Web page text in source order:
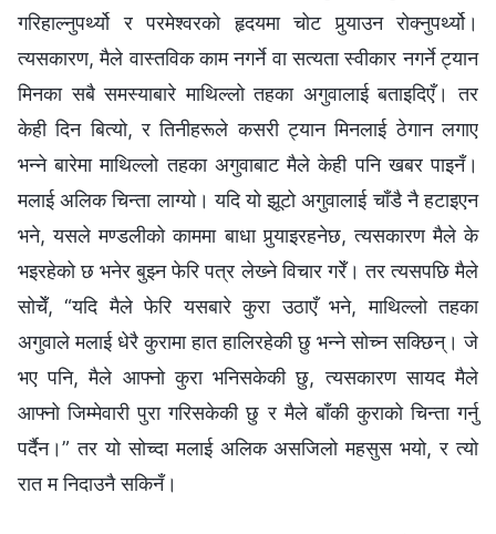
गरिहाल्‍नुपर्थ्यो र परमेश्‍वरको हृदयमा चोट पुर्‍याउन रोक्नुपर्थ्यो।
त्यसकारण, मैले वास्तविक काम नगर्ने वा सत्यता स्वीकार नगर्ने ट्यान
मिनका सबै समस्याबारे माथिल्‍लो तहका अगुवालाई बताइदिएँ। तर
केही दिन बित्यो, र तिनीहरूले कसरी ट्यान मिनलाई ठेगान लगाए
भन्‍ने बारेमा माथिल्‍लो तहका अगुवाबाट मैले केही पनि खबर पाइनँ।
मलाई अलिक चिन्ता लाग्यो। यदि यो झूटो अगुवालाई चाँडै नै हटाइएन
भने, यसले मण्डलीको काममा बाधा पुर्‍याइरहनेछ, त्यसकारण मैले के
भइरहेको छ भनेर बुझ्‍न फेरि पत्र लेख्‍ने विचार गरेँ। तर त्यसपछि मैले
सोचेँ, “यदि मैले फेरि यसबारे कुरा उठाएँ भने, माथिल्‍लो तहका
अगुवाले मलाई धेरै कुरामा हात हालिरहेकी छु भन्ने सोच्‍न सक्छिन्। जे
भए पनि, मैले आफ्नो कुरा भनिसकेकी छु, त्यसकारण सायद मैले
आफ्‍नो जिम्‍मेवारी पुरा गरिसकेकी छु र मैले बाँकी कुराको चिन्ता गर्नु
पर्दैन।” तर यो सोच्दा मलाई अलिक असजिलो महसुस भयो, र त्यो
रात म निदाउनै सकिनँ।